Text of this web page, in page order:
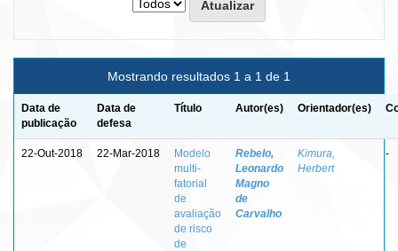
Mostrando resultados 1 a 1 de 1
Data de
publicação
Data de
defesa
Título Autor(es) Orientador(es)
22-Out-2018 22-Mar-2018
Modelo
multi-
fatorial
de
avaliação
de risco
de
Rebelo,
Leonardo
Magno
de
Carvalho
Kimura,
Herbert
-